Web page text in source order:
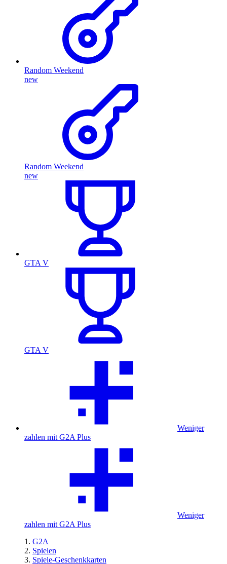
Random Weekend
new
Random Weekend
new
GTA V
GTA V
Weniger
zahlen mit G2A Plus
Weniger
zahlen mit G2A Plus
G2A
Spielen
Spiele-Geschenkkarten